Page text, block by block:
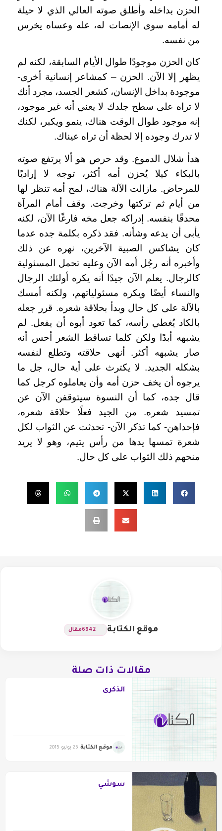
الحزن بداخله وأطلق صوته العالي الذي لا حيلة
له أمامه سوى الإنصات له، عله وعساه يخرس
من نفسه.
كان الحزن موجودًا طوال الأيام السابقة، لكنه لم
يظهر إلا الآن. الحزن – كمشاعر إنسانية أخرى-
موجودة بداخل الإنسان، كشعر الجسد، مجرد أنك
لا تراه على سطح جلدك لا يعني أنه غير موجود،
إنه موجود طوال الوقت هناك، ينمو ويكبر، لكنك
لا تدرك وجوده إلا لحظة أن تراه عيناك.
هدأ شلال الدموع. وقد حرص هو ألا يرتفع صوته
بالبكاء كيلا يُحزن أمه أكثر، توجه لا إراديًا
للمرحاض. مازالت الآلة هناك، لمح أمه تنظر لها
من أيام ثم تركتها وخرجت. وقف أمام المرآة
محدقًا بنفسه. إدراكه جعل مخه فارغًا الآن، لكنه
يأبى أن يدعه وشأنه. فقد ذكره بكلمة جده عدما
كان يشاكس الصبية الآخرين، نهره عن ذلك
وأخبره أنه رجُل أمه الآن وعليه تحمل المسئولية
كالرجال. يعلم الآن جيدًا أنه يكره أولئك الرجال
والنساء أيضًا ويكره مسئولياتهم، ولكنه أمسك
بالآلة على كل حال وبدأ بحلاقة شعره. قرر جعله
بالكاد يُغطي رأسه، كما تعود أبوه أن يفعل. لم
يشبهه أبدًا ولكن كلما تساقط الشعر أحس أنه
صار يشبهه أكثر. أنهى حلاقته وتطلع لنفسه
بشكله الجديد. لا يكترث على أية حال، جل ما
يرجوه أن يخف حزن أمه وأن يعاملوه كرجل كما
قال جده، كما أن النسوة سيتوقفن الآن عن
تمسيد شعره. من الجيد فعلًا حلاقة شعره،
فإحداهن- كما تذكر الآن- تحدثت عن الثواب لكل
شعرة تمسها يدها من رأس يتيم، وهو لا يريد
منحهم ذلك الثواب على كل حال.
موقع الكتابة 6942مقال
مقالات ذات صلة
الذكرى
موقع الكتابة 25 يوليو 2015
سوشي